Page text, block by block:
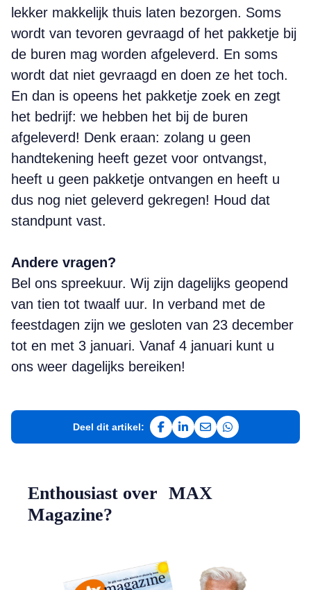
lekker makkelijk thuis laten bezorgen. Soms
wordt van tevoren gevraagd of het pakketje bij
de buren mag worden afgeleverd. En soms
wordt dat niet gevraagd en doen ze het toch.
En dan is opeens het pakketje zoek en zegt
het bedrijf: we hebben het bij de buren
afgeleverd! Denk eraan: zolang u geen
handtekening heeft gezet voor ontvangst,
heeft u geen pakketje ontvangen en heeft u
dus nog niet geleverd gekregen! Houd dat
standpunt vast.
Andere vragen?
Bel ons spreekuur. Wij zijn dagelijks geopend
van tien tot twaalf uur. In verband met de
feestdagen zijn we gesloten van 23 december
tot en met 3 januari. Vanaf 4 januari kunt u
ons weer dagelijks bereiken!
Deel dit artikel:
Deel op Facebook
Deel op LinkedIn
Deel via e-mail
Deel via
Enthousiast over MAX
Magazine?